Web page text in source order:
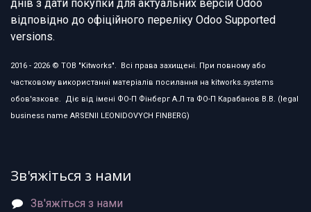
днів з дати покупки для актуальних версій Odoo
відповідно до офіційного переліку Odoo Supported
versions.
2016 - 2026 © ТОВ "Kitworks". Всі права захищені. При повному або
частковому використанні матеріалів посилання на kitworks.systems
обов'язкове. Діє від імені ФО-П Фінберг А.Л та ФО-П Карабанов В.В. (legal
business name ARSENII LEONIDOVYCH FINBERG)
Зв'яжіться з нами
Зв'яжіться з нами